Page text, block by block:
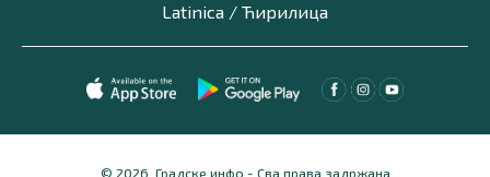
Latinica / Ћирилица
© 2026. Градске инфо - Сва права задржана